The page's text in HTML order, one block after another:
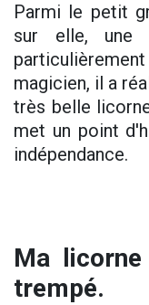
Parmi le petit
sur elle, une
magicien, il a
très belle
met un point
indépendance.
Ma
trempé.